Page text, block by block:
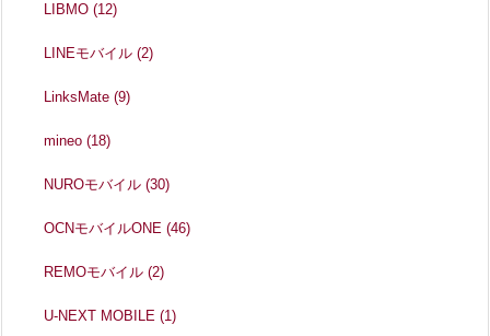
LIBMO(12)
LINEモバイル(2)
LinksMate(9)
mineo(18)
NUROモバイル(30)
OCNモバイルONE(46)
REMOモバイル(2)
U-NEXT MOBILE(1)